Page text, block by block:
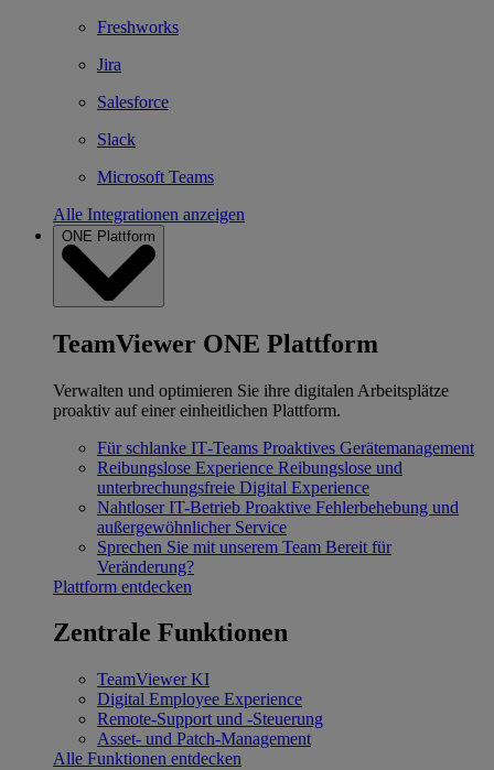
Freshworks
Jira
Salesforce
Slack
Microsoft Teams
Alle Integrationen anzeigen
ONE Plattform
TeamViewer ONE Plattform
Verwalten und optimieren Sie ihre digitalen Arbeitsplätze
proaktiv auf einer einheitlichen Plattform.
Für schlanke IT‐Teams Proaktives Gerätemanagement
Reibungslose Experience Reibungslose und
unterbrechungsfreie Digital Experience
Nahtloser IT-Betrieb Proaktive Fehlerbehebung und
außergewöhnlicher Service
Sprechen Sie mit unserem Team Bereit für
Veränderung?
Plattform entdecken
Zentrale Funktionen
TeamViewer KI
Digital Employee Experience
Remote-Support und -Steuerung
Asset- und Patch-Management
Alle Funktionen entdecken